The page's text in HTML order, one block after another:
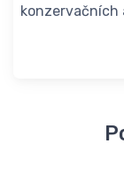
konzervačních